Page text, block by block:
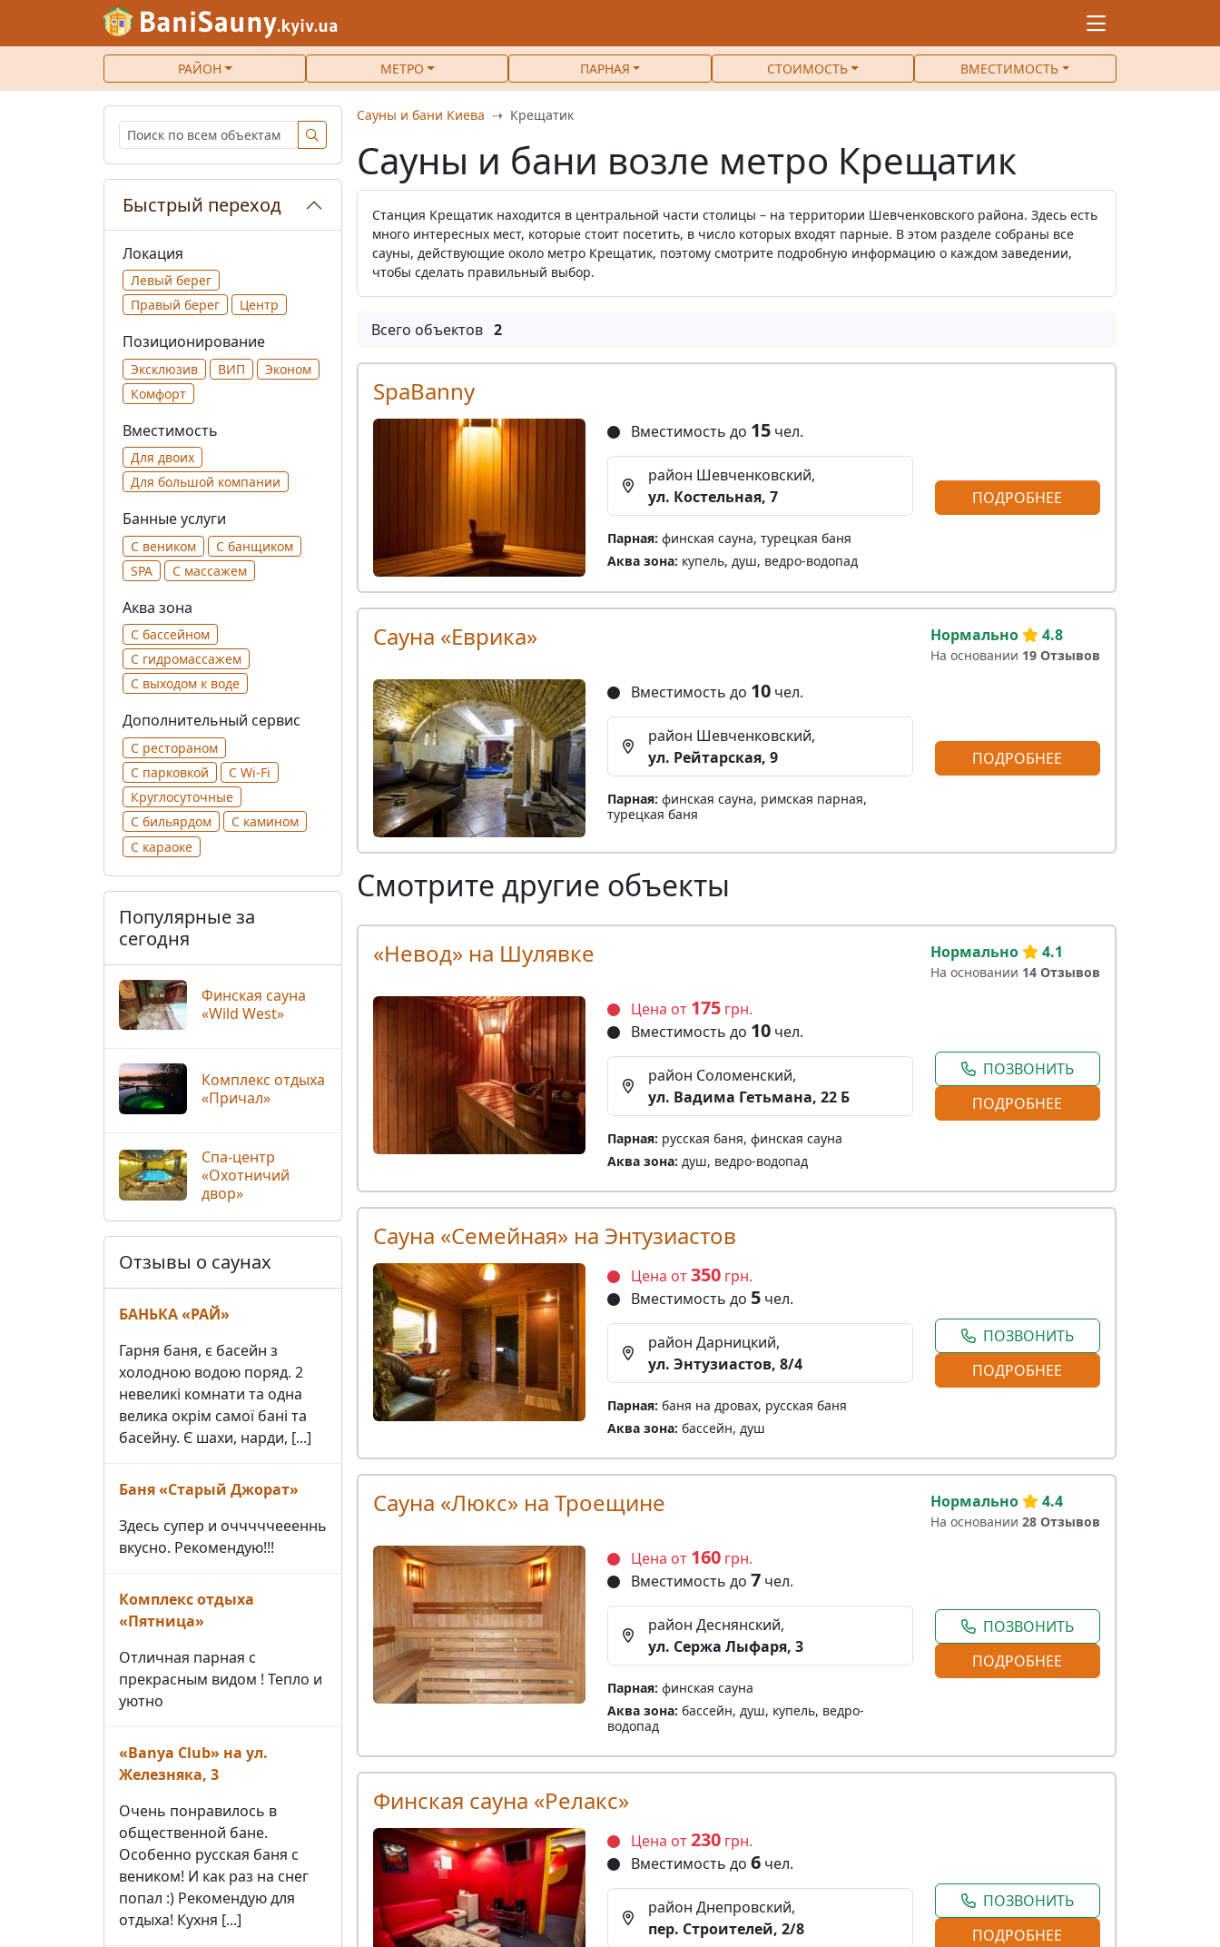
РАЙОН МЕТРО ПАРНАЯ СТОИМОСТЬ ВМЕСТИМОСТЬ
Сауны и бани Киева Крещатик
Сауны и бани возле метро Крещатик
Станция Крещатик находится в центральной части столицы – на территории Шевченковского района. Здесь есть
много интересных мест, которые стоит посетить, в число которых входят парные. В этом разделе собраны все
сауны, действующие около метро Крещатик, поэтому смотрите подробную информацию о каждом заведении,
чтобы сделать правильный выбор.
Всего объектов 2
SpaBanny
Вместимость до 15чел.
район Шевченковский,
ул. Костельная, 7
Парная: финская сауна, турецкая баня
Аква зона: купель, душ, ведро-водопад
ПОДРОБНЕЕ
Сауна «Еврика» Нормально 4.8
На основании 19 Отзывов
Вместимость до 10чел.
район Шевченковский,
ул. Рейтарская, 9
Парная: финская сауна, римская парная,
турецкая баня
ПОДРОБНЕЕ
Смотрите другие объекты
«Невод» на Шулявке Нормально 4.1
На основании 14 Отзывов
Цена от 175грн.
Вместимость до 10чел.
район Соломенский,
ул. Вадима Гетьмана, 22 Б
Парная: русская баня, финская сауна
Аква зона: душ, ведро-водопад
ПОЗВОНИТЬ
ПОДРОБНЕЕ
Сауна «Семейная» на Энтузиастов
Цена от350грн.
Вместимость до 5чел.
район Дарницкий,
ул. Энтузиастов, 8/4
Парная: баня на дровах, русская баня
Аква зона: бассейн, душ
ПОЗВОНИТЬ
ПОДРОБНЕЕ
Сауна «Люкс» на Троещине Нормально 4.4
На основании 28 Отзывов
Цена от 160грн.
Вместимость до 7чел.
район Деснянский,
ул. Сержа Лыфаря, 3
Парная: финская сауна
Аква зона: бассейн, душ, купель, ведро-
водопад
ПОЗВОНИТЬ
ПОДРОБНЕЕ
Финская сауна «Релакс»
Цена от230грн.
Вместимость до 6чел.
район Днепровский,
пер. Строителей, 2/8
ПОЗВОНИТЬ
ПОДРОБНЕЕ
Быстрый переход
Локация
Левый берег
Правый берег
Центр
Позиционирование
Эксклюзив ВИП
Эконом
Комфорт
Вместимость
Для двоих
Для большой компании
Банные услуги
С веником
С банщиком
SPA
С массажем
Аква зона
С бассейном
С гидромассажем
С выходом к воде
Дополнительный сервис
С рестораном
С парковкой
С Wi-Fi
Круглосуточные
С бильярдом
С камином
С караоке
Популярные за
сегодня
Финская сауна
«Wild West»
Комплекс отдыха
«Причал»
Спа-центр
«Охотничий
двор»
Отзывы о саунах
БАНЬКА «РАЙ»
Гарня баня, є басейн з
холодною водою поряд. 2
невеликі комнати та одна
велика окрім самої бані та
басейну. Є шахи, нарди, [...]
Баня «Старый Джорат»
Здесь супер и очччччеееннь
вкусно. Рекомендую!!!
Комплекс отдыха
«Пятница»
Отличная парная с
прекрасным видом ! Тепло и
уютно
«Banya Club» на ул.
Железняка, 3
Очень понравилось в
общественной бане.
Особенно русская баня с
веником! И как раз на снег
попал :) Рекомендую для
отдыха! Кухня [...]